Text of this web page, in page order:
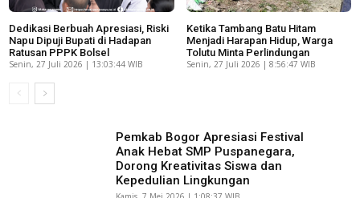
Dedikasi Berbuah Apresiasi, Riski
Napu Dipuji Bupati di Hadapan
Ratusan PPPK Bolsel
Senin, 27 Juli 2026 | 13:03:44 WIB
Ketika Tambang Batu Hitam
Menjadi Harapan Hidup, Warga
Tolutu Minta Perlindungan
Senin, 27 Juli 2026 | 8:56:47 WIB
Pemkab Bogor Apresiasi Festival
Anak Hebat SMP Puspanegara,
Dorong Kreativitas Siswa dan
Kepedulian Lingkungan